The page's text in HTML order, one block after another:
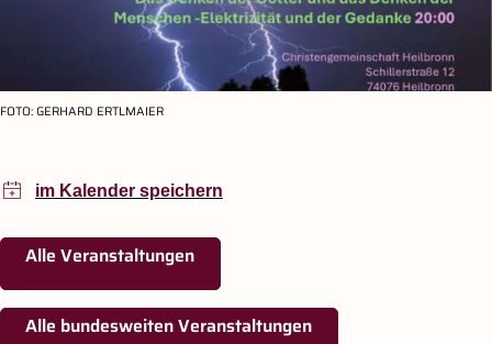
FOTO:GERHARD ERTLMAIER
Alle Veranstaltungen
Alle bundesweiten Veranstaltungen